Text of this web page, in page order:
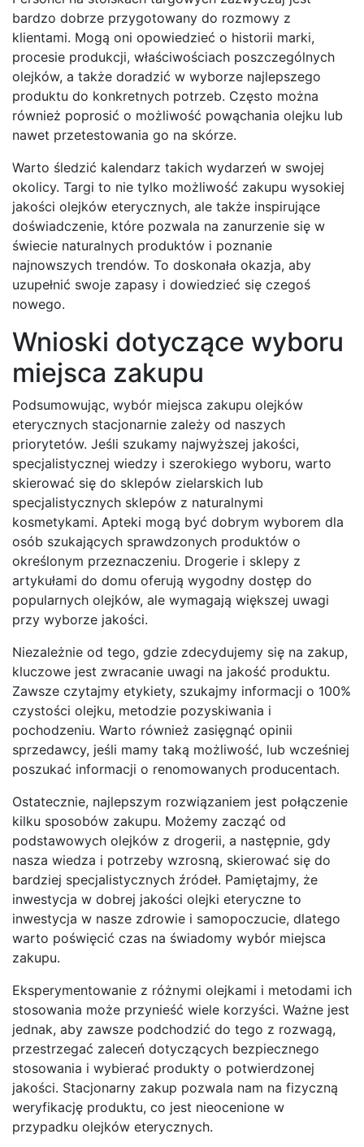
bardzo dobrze przygotowany do rozmowy z
klientami. Mogą oni opowiedzieć o historii marki,
procesie produkcji, właściwościach poszczególnych
olejków, a także doradzić w wyborze najlepszego
produktu do konkretnych potrzeb. Często można
również poprosić o możliwość powąchania olejku lub
nawet przetestowania go na skórze.
Warto śledzić kalendarz takich wydarzeń w swojej
okolicy. Targi to nie tylko możliwość zakupu wysokiej
jakości olejków eterycznych, ale także inspirujące
doświadczenie, które pozwala na zanurzenie się w
świecie naturalnych produktów i poznanie
najnowszych trendów. To doskonała okazja, aby
uzupełnić swoje zapasy i dowiedzieć się czegoś
nowego.
Wnioski dotyczące wyboru
miejsca zakupu
Podsumowując, wybór miejsca zakupu olejków
eterycznych stacjonarnie zależy od naszych
priorytetów. Jeśli szukamy najwyższej jakości,
specjalistycznej wiedzy i szerokiego wyboru, warto
skierować się do sklepów zielarskich lub
specjalistycznych sklepów z naturalnymi
kosmetykami. Apteki mogą być dobrym wyborem dla
osób szukających sprawdzonych produktów o
określonym przeznaczeniu. Drogerie i sklepy z
artykułami do domu oferują wygodny dostęp do
popularnych olejków, ale wymagają większej uwagi
przy wyborze jakości.
Niezależnie od tego, gdzie zdecydujemy się na zakup,
kluczowe jest zwracanie uwagi na jakość produktu.
Zawsze czytajmy etykiety, szukajmy informacji o 100%
czystości olejku, metodzie pozyskiwania i
pochodzeniu. Warto również zasięgnąć opinii
sprzedawcy, jeśli mamy taką możliwość, lub wcześniej
poszukać informacji o renomowanych producentach.
Ostatecznie, najlepszym rozwiązaniem jest połączenie
kilku sposobów zakupu. Możemy zacząć od
podstawowych olejków z drogerii, a następnie, gdy
nasza wiedza i potrzeby wzrosną, skierować się do
bardziej specjalistycznych źródeł. Pamiętajmy, że
inwestycja w dobrej jakości olejki eteryczne to
inwestycja w nasze zdrowie i samopoczucie, dlatego
warto poświęcić czas na świadomy wybór miejsca
zakupu.
Eksperymentowanie z różnymi olejkami i metodami ich
stosowania może przynieść wiele korzyści. Ważne jest
jednak, aby zawsze podchodzić do tego z rozwagą,
przestrzegać zaleceń dotyczących bezpiecznego
stosowania i wybierać produkty o potwierdzonej
jakości. Stacjonarny zakup pozwala nam na fizyczną
weryfikację produktu, co jest nieocenione w
przypadku olejków eterycznych.